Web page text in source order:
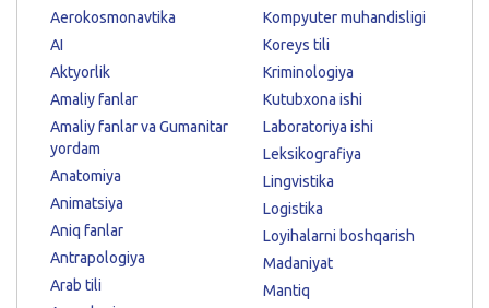
Aerokosmonavtika
AI
Aktyorlik
Amaliy fanlar
Amaliy fanlar va Gumanitar
yordam
Anatomiya
Animatsiya
Aniq fanlar
Antrapologiya
Arab tili
Kompyuter muhandisligi
Koreys tili
Kriminologiya
Kutubxona ishi
Laboratoriya ishi
Leksikografiya
Lingvistika
Logistika
Loyihalarni boshqarish
Madaniyat
Mantiq